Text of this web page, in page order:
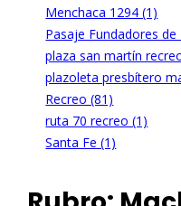
Menchaca 1294 (1)
Pasaje Fundadores
plaza san martín
plazoleta presbítero
Recreo (81)
ruta 70 recreo (1)
Santa Fe (1)